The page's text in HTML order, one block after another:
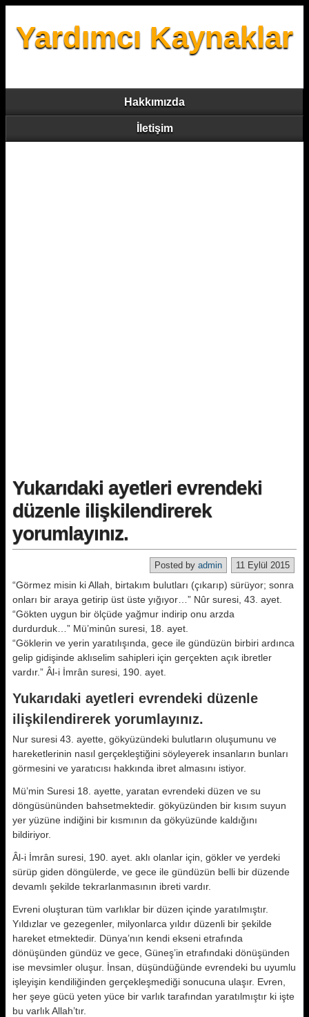
Yardımcı Kaynaklar
Hakkımızda
İletişim
Yukarıdaki ayetleri evrendeki
düzenle ilişkilendirerek
yorumlayınız.
11 Eylül 2015
Posted by admin
“Görmez misin ki Allah, birtakım bulutları (çıkarıp) sürüyor; sonra
onları bir araya getirip üst üste yığıyor…” Nûr suresi, 43. ayet.
“Gökten uygun bir ölçüde yağmur indirip onu arzda
durdurduk…” Mü’minûn suresi, 18. ayet.
“Göklerin ve yerin yaratılışında, gece ile gündüzün birbiri ardınca
gelip gidişinde aklıselim sahipleri için gerçekten açık ibretler
vardır.” Âl-i İmrân suresi, 190. ayet.
Yukarıdaki ayetleri evrendeki düzenle
ilişkilendirerek yorumlayınız.
Nur suresi 43. ayette, gökyüzündeki bulutların oluşumunu ve
hareketlerinin nasıl gerçekleştiğini söyleyerek insanların bunları
görmesini ve yaratıcısı hakkında ibret almasını istiyor.
Mü’min Suresi 18. ayette, yaratan evrendeki düzen ve su
döngüsününden bahsetmektedir. gökyüzünden bir kısım suyun
yer yüzüne indiğini bir kısmının da gökyüzünde kaldığını
bildiriyor.
Âl-i İmrân suresi, 190. ayet. aklı olanlar için, gökler ve yerdeki
sürüp giden döngülerde, ve gece ile gündüzün belli bir düzende
devamlı şekilde tekrarlanmasının ibreti vardır.
Evreni oluşturan tüm varlıklar bir düzen içinde yaratılmıştır.
Yıldızlar ve gezegenler, milyonlarca yıldır düzenli bir şekilde
hareket etmektedir. Dünya’nın kendi ekseni etrafında
dönüşünden gündüz ve gece, Güneş’in etrafındaki dönüşünden
ise mevsimler oluşur. İnsan, düşündüğünde evrendeki bu uyumlu
işleyişin kendiliğinden gerçekleşmediği sonucuna ulaşır. Evren,
her şeye gücü yeten yüce bir varlık tarafından yaratılmıştır ki işte
bu varlık Allah’tır.